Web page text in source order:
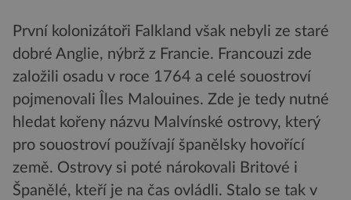
První kolonizátoři Falkland však nebyli ze staré
dobré Anglie, nýbrž z Francie. Francouzi zde
založili osadu v roce 1764 a celé souostroví
pojmenovali Îles Malouines. Zde je tedy nutné
hledat kořeny názvu Malvínské ostrovy, který
pro souostroví používají španělsky hovořící
země. Ostrovy si poté nárokovali Britové i
Španělé, kteří je na čas ovládli. Stalo se tak v